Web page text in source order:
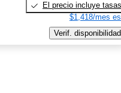
El precio incluye tasas
$1,418/mes
Verif. disponibilidad